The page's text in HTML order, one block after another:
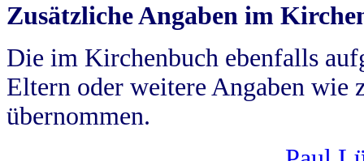
Zusätzliche Angaben im
Die im Kirchenbuch ebenfalls
Eltern oder weitere Angaben wie
übernommen.